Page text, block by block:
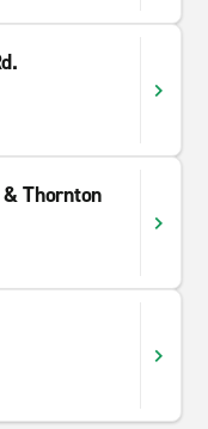
Thornton